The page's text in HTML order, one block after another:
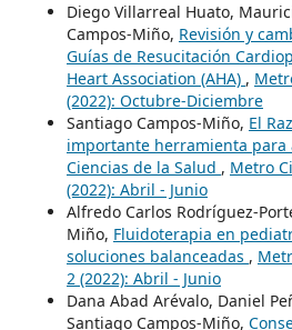
Diego Villarreal Huato,
Campos-Miño, Revisión y
Guías de Resucitación
Heart Association (AHA) ,
(2022): Octubre-Diciembre
Santiago Campos-Miño, El
importante herramienta para
Ciencias de la Salud , Metro
(2022): Abril - Junio
Alfredo Carlos Rodríguez-
Miño, Fluidoterapia en
soluciones balanceadas ,
2 (2022): Abril - Junio
Dana Abad Arévalo, Daniel
Santiago Campos-Miño,